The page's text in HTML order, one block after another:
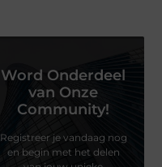
Word Onderdeel
van Onze
Community!
Registreer je vandaag nog
en begin met het delen